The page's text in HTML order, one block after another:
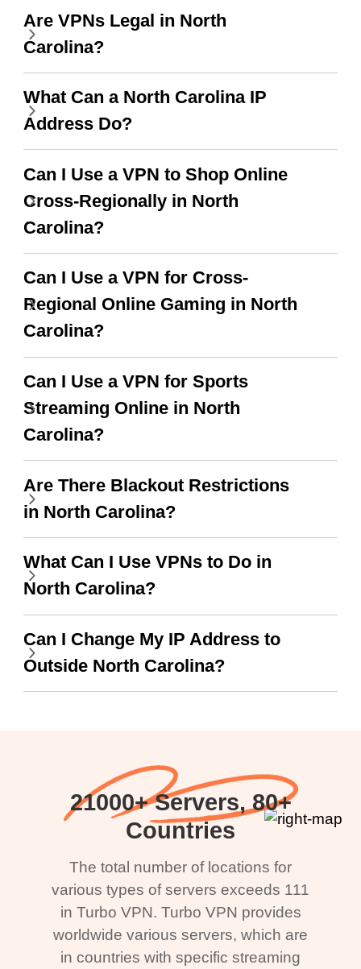
人的 VPN，老實說，你
應該放更多廣告來給我
WiFi，但老實說，當我
使用這個時，WiFi 已經
謝，繼續努力。
目前為止還沒看到任何
廣告。滿分 10/10。
Are VPNs Legal in North
Carolina?
What Can a North Carolina IP
Address Do?
Can I Use a VPN to Shop Online
Cross-Regionally in North
Carolina?
Can I Use a VPN for Cross-
Regional Online Gaming in North
Carolina?
Can I Use a VPN for Sports
Streaming Online in North
Carolina?
Are There Blackout Restrictions
in North Carolina?
What Can I Use VPNs to Do in
North Carolina?
Can I Change My IP Address to
Outside North Carolina?
21000+ Servers, 80+
Countries
The total number of locations for
various types of servers exceeds 111
in Turbo VPN. Turbo VPN provides
worldwide various servers, which are
in countries with specific streaming